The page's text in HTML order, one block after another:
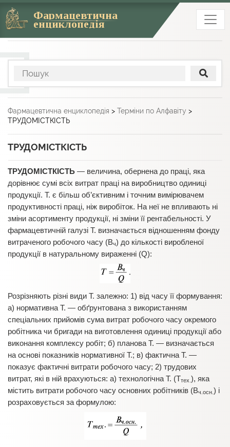
Фармацевтична
енциклопедія
Фармацевтична енциклопедія > Терміни по Алфавіту >
ТРУДОМІСТКІСТЬ
ТРУДОМІСТКІСТЬ
ТРУДОМІСТКІСТЬ — величина, обернена до праці, яка
дорівнює сумі всіх витрат праці на виробництво одиниці
продукції. Т. є більш об’єктивним і точним вимірювачем
продуктивності праці, ніж виробіток. На неї не впливають ні
зміни асортименту продукції, ні зміни її рентабельності. У
фармацевтичній галузі Т. визначається відношенням фонду
витраченого робочого часу (Вч) до кількості виробленої
продукції в натуральному вираженні (Q):
Розрізняють різні види Т. залежно: 1) від часу її формування:
а) нормативна Т. — обґрунтована з використанням
спеціальних прийомів сума витрат робочого часу окремого
робітника чи бригади на виготовлення одиниці продукції або
виконання комплексу робіт; б) планова Т. — визначається
на основі показників нормативної Т.; в) фактична Т. —
показує фактичні витрати робочого часу; 2) трудових
витрат, які в ній врахуються: а) технологічна Т. (Ттех. ), яка
містить витрати робочого часу основних робітників (Вч.осн. ) і
розраховується за формулою: